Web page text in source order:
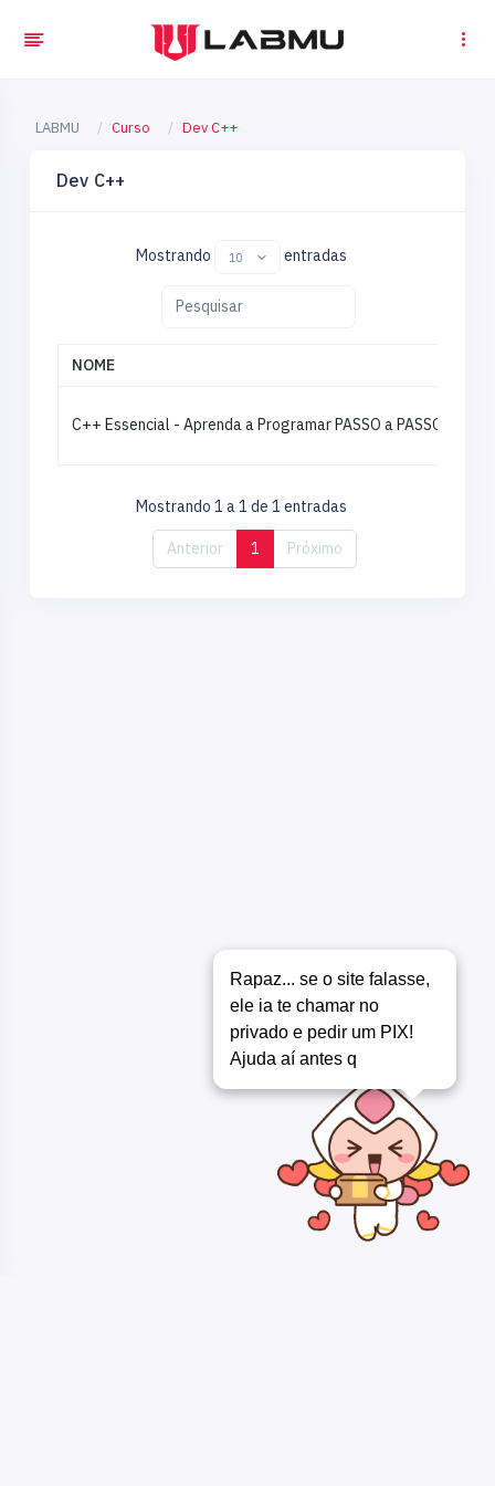
LABMU Curso Dev C++
Dev C++
Mostrando entradas
NOME
C++ Essencial - Aprenda a Programar PASSO a PASSO! -
Mostrando 1 a 1 de 1 entradas
Anterior 1 Próximo
Rapaz... se o site falasse,
ele ia te chamar no
privado e pedir um PIX!
Ajuda aí antes que